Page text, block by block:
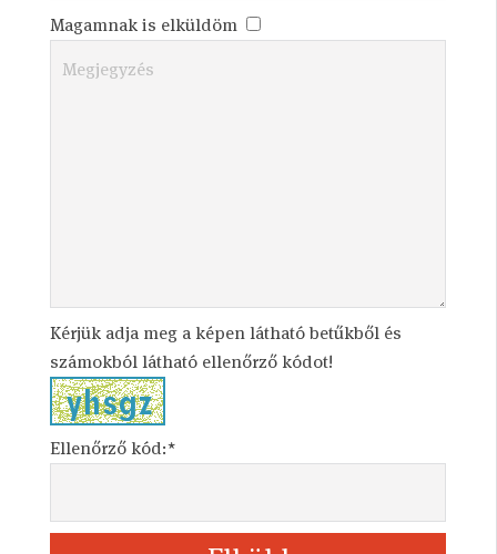
Magamnak is elküldöm
Kérjük adja meg a képen látható betűkből és
számokból látható ellenőrző kódot!
Ellenőrző kód:*